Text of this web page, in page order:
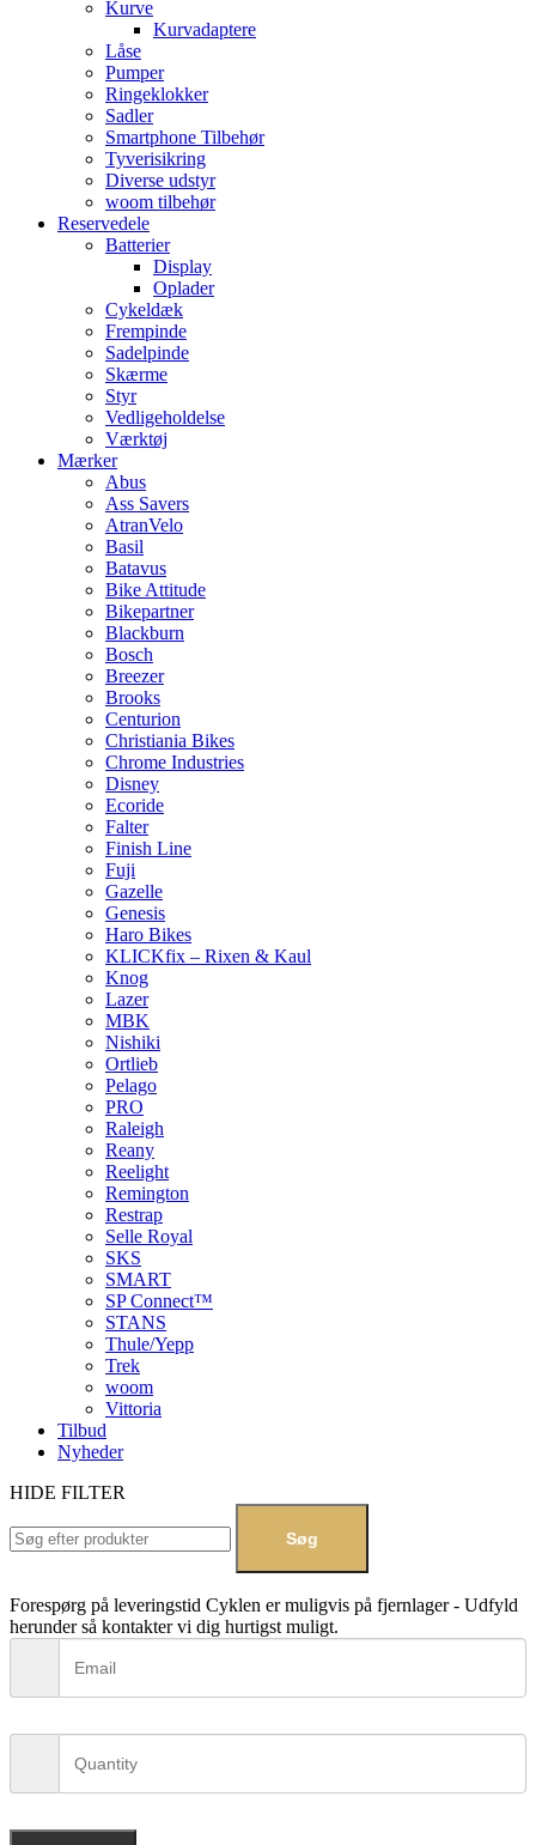
Kurve
Kurvadaptere
Låse
Pumper
Ringeklokker
Sadler
Smartphone Tilbehør
Tyverisikring
Diverse udstyr
woom tilbehør
Reservedele
Batterier
Display
Oplader
Cykeldæk
Frempinde
Sadelpinde
Skærme
Styr
Vedligeholdelse
Værktøj
Mærker
Abus
Ass Savers
AtranVelo
Basil
Batavus
Bike Attitude
Bikepartner
Blackburn
Bosch
Breezer
Brooks
Centurion
Christiania Bikes
Chrome Industries
Disney
Ecoride
Falter
Finish Line
Fuji
Gazelle
Genesis
Haro Bikes
KLICKfix – Rixen & Kaul
Knog
Lazer
MBK
Nishiki
Ortlieb
Pelago
PRO
Raleigh
Reany
Reelight
Remington
Restrap
Selle Royal
SKS
SMART
SP Connect™
STANS
Thule/Yepp
Trek
woom
Vittoria
Tilbud
Nyheder
HIDE FILTER
Søg
Forespørg på leveringstid Cyklen er muligvis på fjernlager - Udfyld
herunder så kontakter vi dig hurtigst muligt.